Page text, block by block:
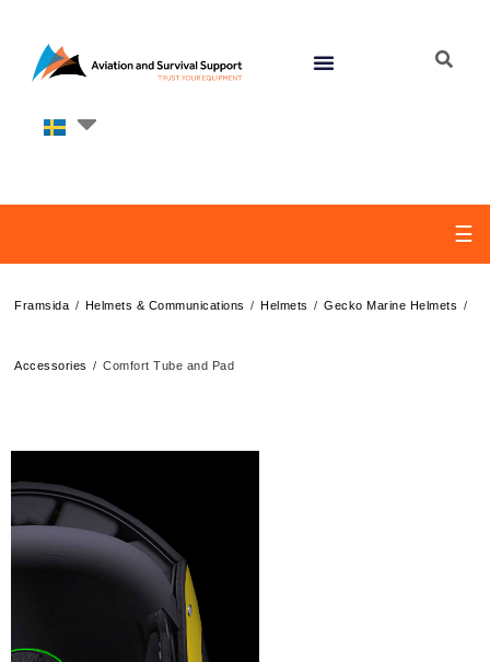
☰
Framsida / Helmets & Communications / Helmets / Gecko Marine Helmets /
Accessories / Comfort Tube and Pad